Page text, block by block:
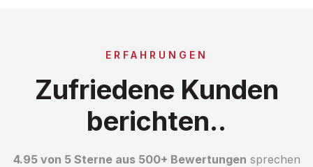
ERFAHRUNGEN
Zufriedene Kunden
berichten..
4.95 von 5 Sterne aus 500+ Bewertungen sprechen